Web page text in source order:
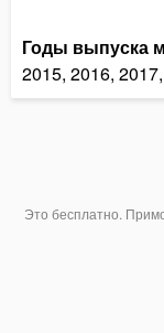
Годы выпуска
2015, 2016,
Это бесплатно.